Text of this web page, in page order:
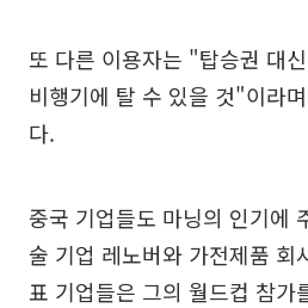
또 다른 이용자는 "탑승권 대
비행기에 탈 수 있을 것"이라
다.
중국 기업들도 마닝의 인기에
술 기업 레노버와 가전제품 회
표 기업들은 그의 월드컵 참가